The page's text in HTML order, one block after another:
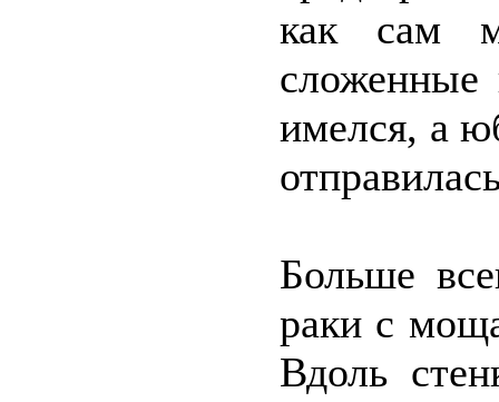
как сам
имелся, а
Больше
раки с
Вдоль